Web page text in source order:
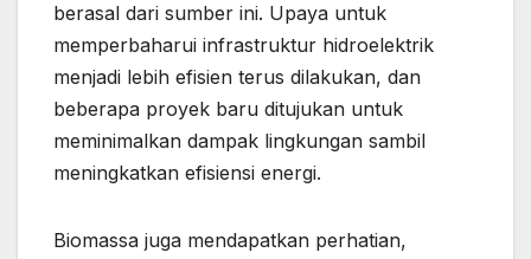
berasal dari sumber ini. Upaya untuk
memperbaharui infrastruktur hidroelektrik
menjadi lebih efisien terus dilakukan, dan
beberapa proyek baru ditujukan untuk
meminimalkan dampak lingkungan sambil
meningkatkan efisiensi energi.
Biomassa juga mendapatkan perhatian,